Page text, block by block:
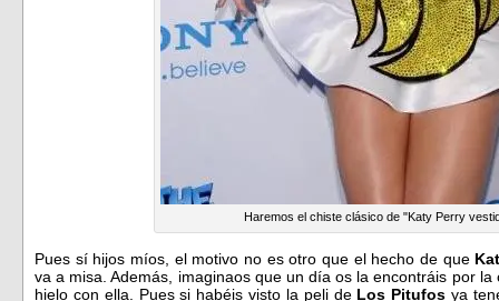
Haremos el chiste clásico de "Katy Perry
Pues sí hijos míos, el motivo no es otro que el hecho de que
va a misa. Además, imaginaos que un día os la encontráis por
hielo con ella. Pues si habéis visto la peli de Los Pitufos ya